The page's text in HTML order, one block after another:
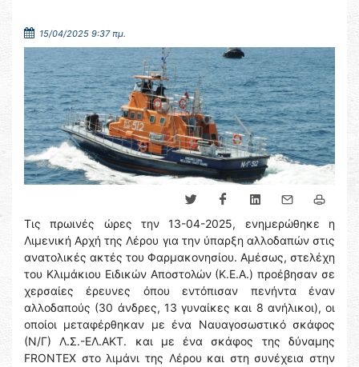
15/04/2025 9:37 πμ.
Τις πρωινές ώρες την 13-04-2025, ενημερώθηκε η
Λιμενική Αρχή της Λέρου για την ύπαρξη αλλοδαπών στις
ανατολικές ακτές του Φαρμακονησίου. Αμέσως, στελέχη
του Κλιμάκιου Ειδικών Αποστολών (Κ.Ε.Α.) προέβησαν σε
χερσαίες έρευνες όπου εντόπισαν πενήντα έναν
αλλοδαπούς (30 άνδρες, 13 γυναίκες και 8 ανήλικοι), οι
οποίοι μεταφέρθηκαν με ένα Ναυαγοσωστικό σκάφος
(Ν/Γ) Λ.Σ.-ΕΛ.ΑΚΤ. και με ένα σκάφος της δύναμης
FRΟNTEX στο λιμάνι της Λέρου και στη συνέχεια στην